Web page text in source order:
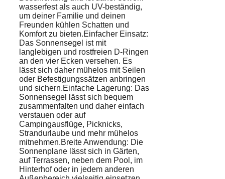
wasserfest als auch UV-beständig,
um deiner Familie und deinen
Freunden kühlen Schatten und
Komfort zu bieten.Einfacher Einsatz:
Das Sonnensegel ist mit
langlebigen und rostfreien D-Ringen
an den vier Ecken versehen. Es
lässt sich daher mühelos mit Seilen
oder Befestigungssätzen anbringen
und sichern.Einfache Lagerung: Das
Sonnensegel lässt sich bequem
zusammenfalten und daher einfach
verstauen oder auf
Campingausflüge, Picknicks,
Strandurlaube und mehr mühelos
mitnehmen.Breite Anwendung: Die
Sonnenplane lässt sich in Gärten,
auf Terrassen, neben dem Pool, im
Hinterhof oder in jedem anderen